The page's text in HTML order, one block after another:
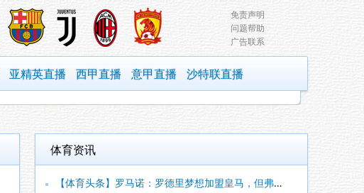
免责声明
问题帮助
广告联系
亚精英直播 西甲直播 意甲直播 沙特联直播
体育资讯
【体育头条】罗马诺：罗德里梦想加盟皇马，但弗洛伦蒂诺尚未批准